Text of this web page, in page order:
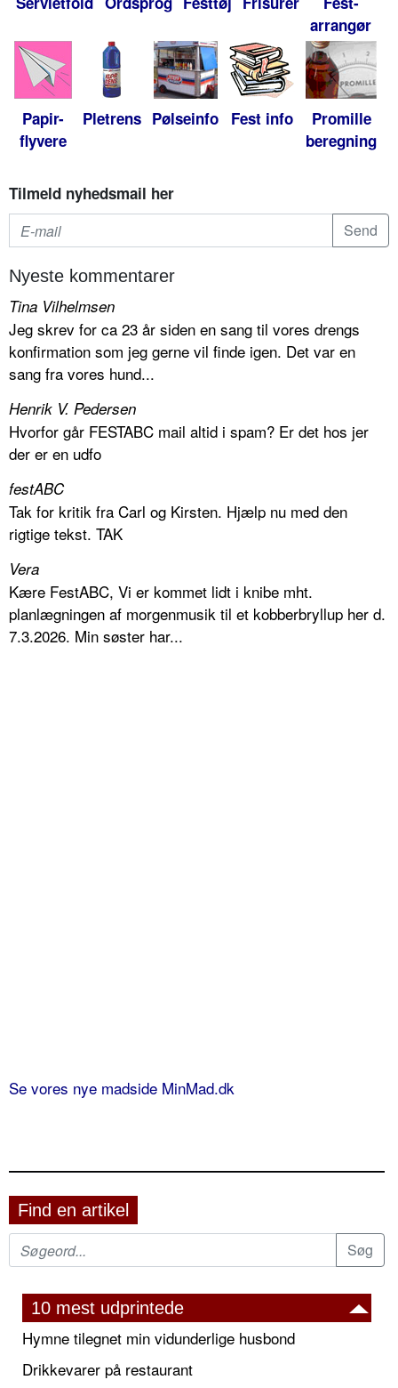
arrangør
Papir-
flyvere
Pletrens Pølseinfo Fest info
Promille
beregning
Tilmeld nyhedsmail her
Nyeste kommentarer
Tina Vilhelmsen
Jeg skrev for ca 23 år siden en sang til vores drengs
konfirmation som jeg gerne vil finde igen. Det var en
sang fra vores hund...
Henrik V. Pedersen
Hvorfor går FESTABC mail altid i spam? Er det hos jer
der er en udfo
festABC
Tak for kritik fra Carl og Kirsten. Hjælp nu med den
rigtige tekst. TAK
Vera
Kære FestABC, Vi er kommet lidt i knibe mht.
planlægningen af morgenmusik til et kobberbryllup her d.
7.3.2026. Min søster har...
Se vores nye madside MinMad.dk
Find en artikel
10 mest udprintede
Hymne tilegnet min vidunderlige husbond
Drikkevarer på restaurant